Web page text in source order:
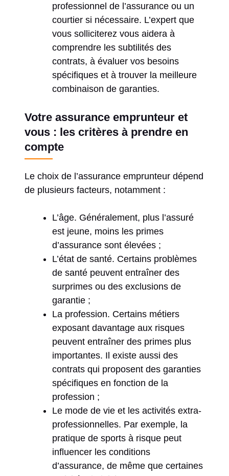
professionnel de l’assurance ou un
courtier si nécessaire. L’expert que
vous solliciterez vous aidera à
comprendre les subtilités des
contrats, à évaluer vos besoins
spécifiques et à trouver la meilleure
combinaison de garanties.
Votre assurance emprunteur et
vous : les critères à prendre en
compte
Le choix de l’assurance emprunteur dépend
de plusieurs facteurs, notamment :
L’âge. Généralement, plus l’assuré
est jeune, moins les primes
d’assurance sont élevées ;
L’état de santé. Certains problèmes
de santé peuvent entraîner des
surprimes ou des exclusions de
garantie ;
La profession. Certains métiers
exposant davantage aux risques
peuvent entraîner des primes plus
importantes. Il existe aussi des
contrats qui proposent des garanties
spécifiques en fonction de la
profession ;
Le mode de vie et les activités extra-
professionnelles. Par exemple, la
pratique de sports à risque peut
influencer les conditions
d’assurance, de même que certaines